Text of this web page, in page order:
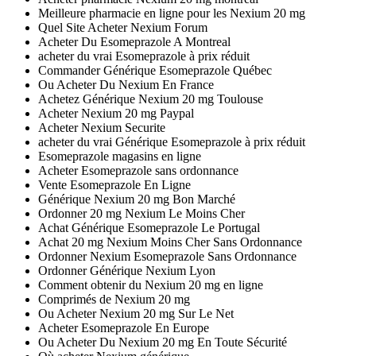
Meilleure pharmacie en ligne pour les Nexium 20 mg
Quel Site Acheter Nexium Forum
Acheter Du Esomeprazole A Montreal
acheter du vrai Esomeprazole à prix réduit
Commander Générique Esomeprazole Québec
Ou Acheter Du Nexium En France
Achetez Générique Nexium 20 mg Toulouse
Acheter Nexium 20 mg Paypal
Acheter Nexium Securite
acheter du vrai Générique Esomeprazole à prix réduit
Esomeprazole magasins en ligne
Acheter Esomeprazole sans ordonnance
Vente Esomeprazole En Ligne
Générique Nexium 20 mg Bon Marché
Ordonner 20 mg Nexium Le Moins Cher
Achat Générique Esomeprazole Le Portugal
Achat 20 mg Nexium Moins Cher Sans Ordonnance
Ordonner Nexium Esomeprazole Sans Ordonnance
Ordonner Générique Nexium Lyon
Comment obtenir du Nexium 20 mg en ligne
Comprimés de Nexium 20 mg
Ou Acheter Nexium 20 mg Sur Le Net
Acheter Esomeprazole En Europe
Ou Acheter Du Nexium 20 mg En Toute Sécurité